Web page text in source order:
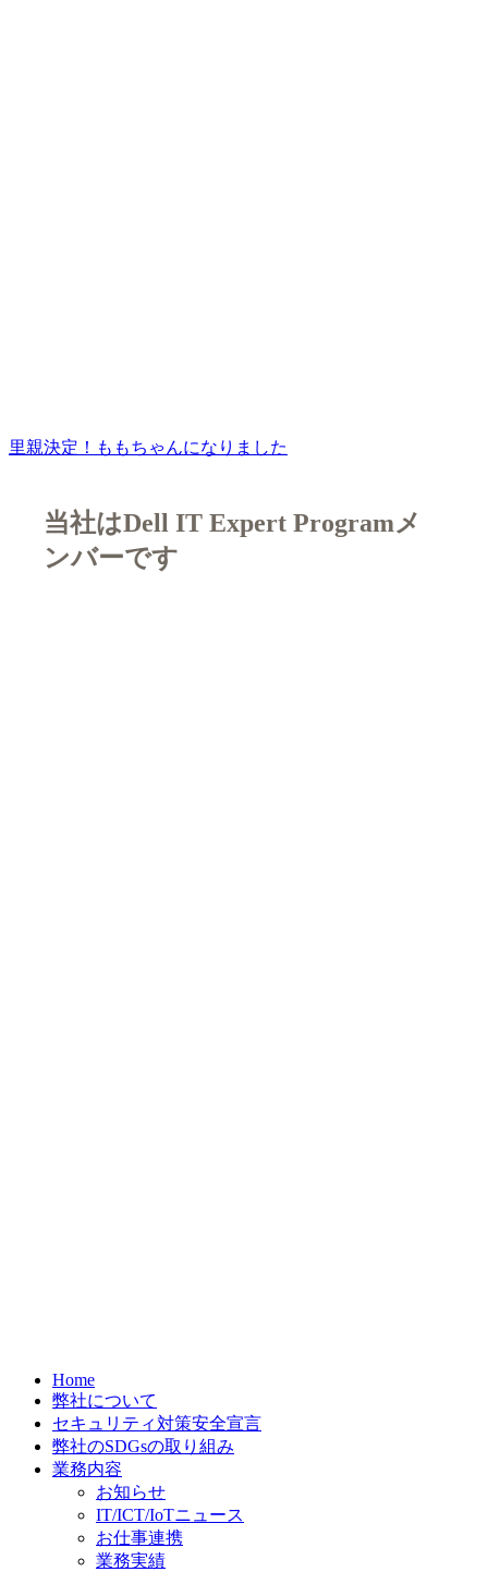
里親決定！ももちゃんになりました
当社はDell IT Expert Programメ
ンバーです
Home
弊社について
セキュリティ対策安全宣言
弊社のSDGsの取り組み
業務内容
お知らせ
IT/ICT/IoTニュース
お仕事連携
業務実績